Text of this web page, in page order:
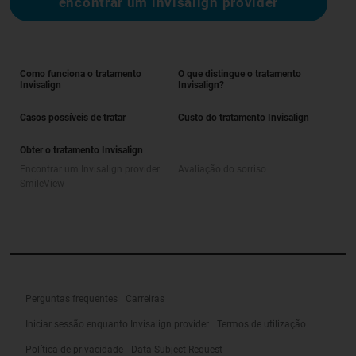
Como funciona o tratamento
Invisalign
O que distingue o tratamento
Invisalign?
Casos possíveis de tratar Custo do tratamento Invisalign
Obter o tratamento Invisalign
Perguntas frequentes Carreiras
Iniciar sessão enquanto Invisalign provider Termos de utilização
Política de privacidade Data Subject Request